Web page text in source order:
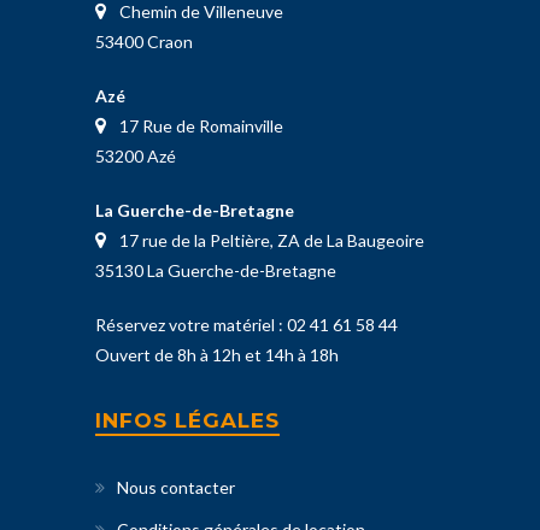
Chemin de Villeneuve
53400 Craon
Azé
17 Rue de Romainville
53200 Azé
La Guerche-de-Bretagne
17 rue de la Peltière, ZA de La Baugeoire
35130 La Guerche-de-Bretagne
Réservez votre matériel : 02 41 61 58 44
Ouvert de 8h à 12h et 14h à 18h
INFOS LÉGALES
Nous contacter